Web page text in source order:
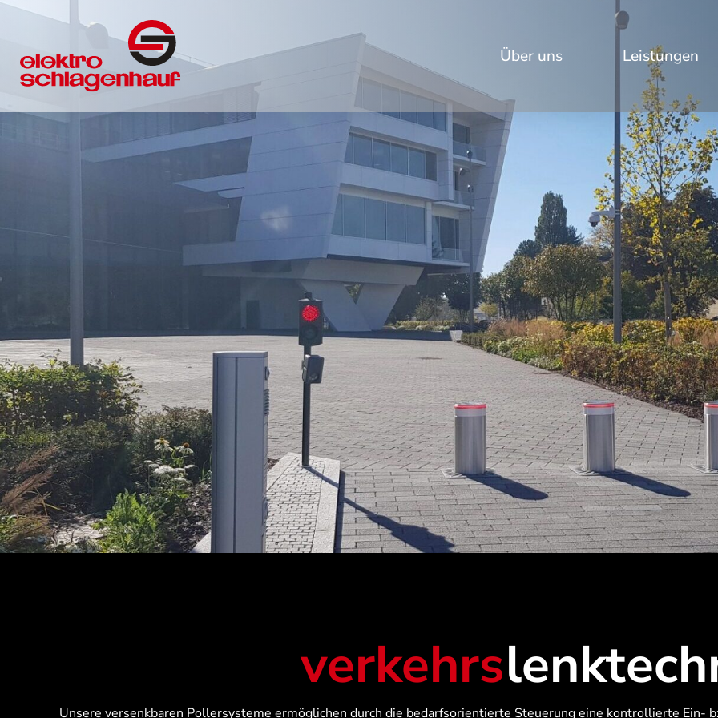
Über uns Leistungen
verkehrs
Unsere versenkbaren Pollersysteme ermöglichen durch die bedarfsorientierte Steuerung eine kontrollierte Ein-